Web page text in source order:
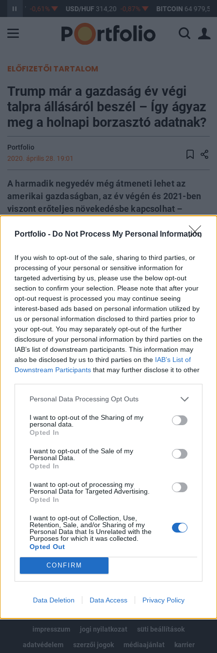
Portfolio - Do Not Process My Personal Information
If you wish to opt-out of the sale, sharing to third parties, or
processing of your personal or sensitive information for
targeted advertising by us, please use the below opt-out
section to confirm your selection. Please note that after your
opt-out request is processed you may continue seeing
interest-based ads based on personal information utilized by
us or personal information disclosed to third parties prior to
your opt-out. You may separately opt-out of the further
disclosure of your personal information by third parties on the
IAB’s list of downstream participants. This information may
also be disclosed by us to third parties on the IAB’s List of
Downstream Participants that may further disclose it to other
Personal Data Processing Opt Outs
I want to opt-out of the Sharing of my
personal data.
Opted In
I want to opt-out of the Sale of my
Personal Data.
Opted In
I want to opt-out of processing my
Personal Data for Targeted Advertising.
Opted In
I want to opt-out of Collection, Use,
Retention, Sale, and/or Sharing of my
Personal Data that Is Unrelated with the
Purposes for which it was collected.
Opted Out
CONFIRM
Data Deletion Data Access Privacy Policy
363,17 -0,61% USD/HUF314,20 -0,87% BITCOIN64 979,59
ELŐFIZETŐI TARTALOM
Trump már a gazdaság év végi
talpra állásáról beszél – Így ágyaz
meg a holnapi borzasztó adatnak?
Portfolio
2020. április 28. 19:01
A harmadik negyedév még átmeneti lehet az
amerikai gazdaságban, az év végén és 2021-ben
viszont erőteljes növekedésbe kapcsolhat –
pikánsak, hiszen szerdán jelenik meg az első
visszaesésről árulkodik.
Az amerikai elnök szerint az első és a második negyedév
várható visszaesése után a harmadik negyedév már az
átmenetről fog szólni az amerikai gazdaságban, majd a
negyedik negyedévtől erőteljes növekedés indulhat, ami
2021-ben is kitarthat. Az amerikai hatóságok szerdán
közlik az első negyedéves GDP becslését, az elemzők
szerint a tavalyi 2% körüli növekedés után 4%-os...
KEDVES OLVASÓNK!
A keresett cikk a portfolio.hu hírarchívumához
regisztrációhoz kötött.
Portfolio.hu teljes cikkarchívum
Kötéslisták: BÉT elmúlt 2 év napon belüli
MÁR ELŐFIZETŐNK VAGY?BEJELENTKEZÉS
impresszum
jogi nyilatkozat
süti beállítások
adatvédelem
szerzői jogok médiaajánlat karrier